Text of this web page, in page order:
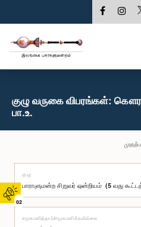
02
குழு வருகை விபரங்கள்:
பா.உ.
குழு
சமூகமளித்தார்/சமூகமளிக்கவில்லை